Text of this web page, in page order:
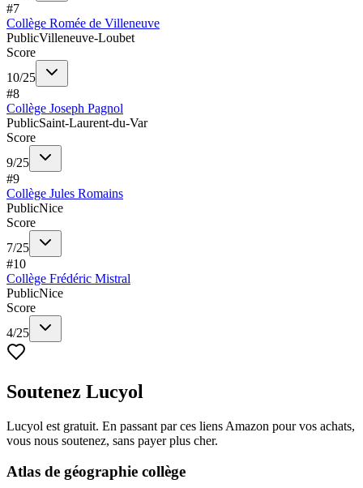
#7
Collège Romée de Villeneuve
PublicVilleneuve-Loubet
Score
10/25
#8
Collège Joseph Pagnol
PublicSaint-Laurent-du-Var
Score
9/25
#9
Collège Jules Romains
PublicNice
Score
7/25
#10
Collège Frédéric Mistral
PublicNice
Score
4/25
Soutenez Lucyol
Lucyol est gratuit. En passant par ces liens Amazon pour vos achats,
vous nous soutenez, sans payer plus cher.
Atlas de géographie collège